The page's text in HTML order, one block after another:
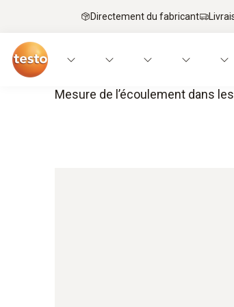
Directement du fabricant
Mesure de l’écoulement dans